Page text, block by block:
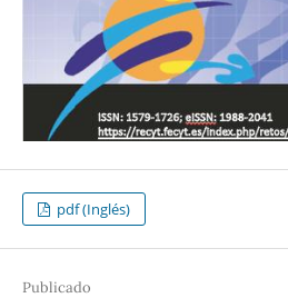
pdf (Inglés)
Publicado